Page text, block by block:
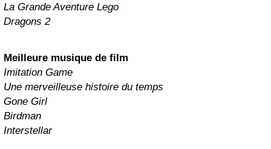
La Grande Aventure Lego
Dragons 2
Meilleure musique de film
Imitation Game
Une merveilleuse histoire du temps
Gone Girl
Birdman
Interstellar